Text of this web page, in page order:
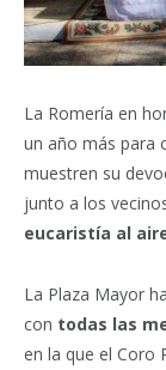
La Romería en
un año más para
muestren su
junto a los
eucaristía al
La Plaza Mayor
con todas las
en la que el Coro